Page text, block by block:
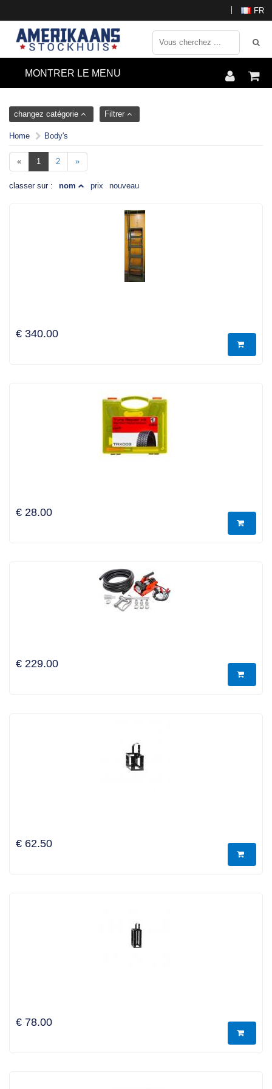
FR
MONTRER LE MENU
changez catégorie Filtrer
Home Body's
« 1 2 »
classer sur : nom prix nouveau
€ 340.00
€ 28.00
€ 229.00
€ 62.50
€ 78.00